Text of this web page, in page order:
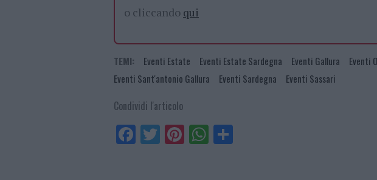
o cliccando qui
TEMI: Eventi Estate Eventi Estate Sardegna Eventi Gallura
Eventi
Eventi Sant'antonio Gallura
Eventi Sardegna Eventi Sassari
Condividi l'articolo
Fa
ce
Tw
itt
Pi
nt
W
ha